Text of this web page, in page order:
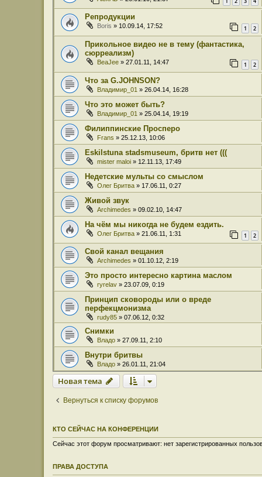
Репродукции
Boris » 10.09.14, 17:52 1 2
Прикольное видео не в тему (фантастика,
сюрреализм)
BeaJee » 27.01.11, 14:47 1 2
Что за G.JOHNSON?
Владимир_01 » 26.04.14, 16:28
Что это может быть?
Владимир_01 » 25.04.14, 19:19
Филиппинские Просперо
Frans » 25.12.13, 10:06
Eskilstuna stadsmuseum, бритв нет (((
mister maloi » 12.11.13, 17:49
Недетские мульты со смыслом
Олег Бритва » 17.06.11, 0:27
Живой звук
Archimedes » 09.02.10, 14:47
На чём мы никогда не будем ездить.
Олег Бритва » 21.06.11, 1:31 1 2
Свой канал вещания
Archimedes » 01.10.12, 2:19
Это просто интересно картина маслом
ryrelav » 23.07.09, 0:19
Принцип сковороды или о вреде
перфекцмонизма
rudy85 » 07.06.12, 0:32
Снимки
Владо » 27.09.11, 2:10
Внутри бритвы
Владо » 26.01.11, 21:04
Новая тема
Вернуться к списку форумов
КТО СЕЙЧАС НА КОНФЕРЕНЦИИ
Сейчас этот форум просматривают: нет зарегистрированных
ПРАВА ДОСТУПА